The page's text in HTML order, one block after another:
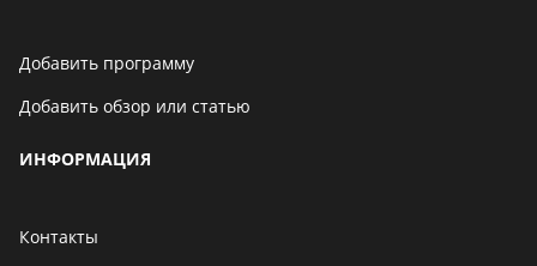
Добавить программу
Добавить обзор или статью
ИНФОРМАЦИЯ
Контакты